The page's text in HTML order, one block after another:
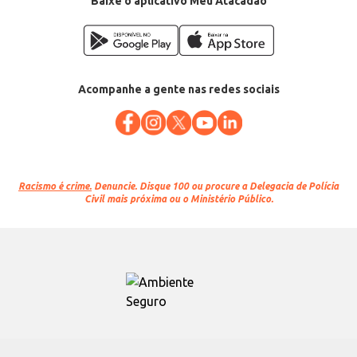
Acompanhe a gente nas redes sociais
Racismo é crime. Denuncie. Disque 100 ou procure a Delegacia de Polícia
Civil mais próxima ou o Ministério Público.